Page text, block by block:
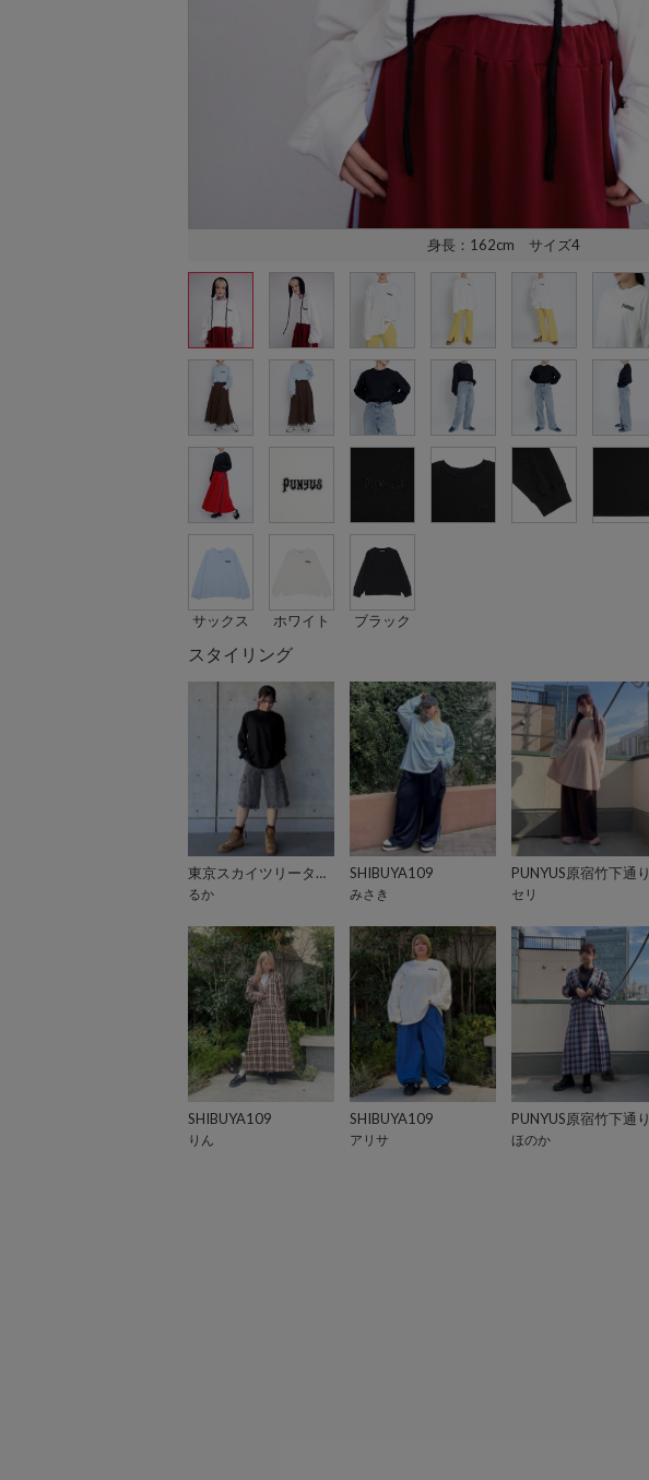
身長：162cm サイズ4
サックス ホワイト ブラック
スタイリング
東京スカイツリータウン・ソラマチ
るか
SHIBUYA109
みさき
PUNYUS原宿竹下通り
セリ
SHIBUYA109
りん
SHIBUYA109
アリサ
PUNYUS原宿竹下通り
ほのか